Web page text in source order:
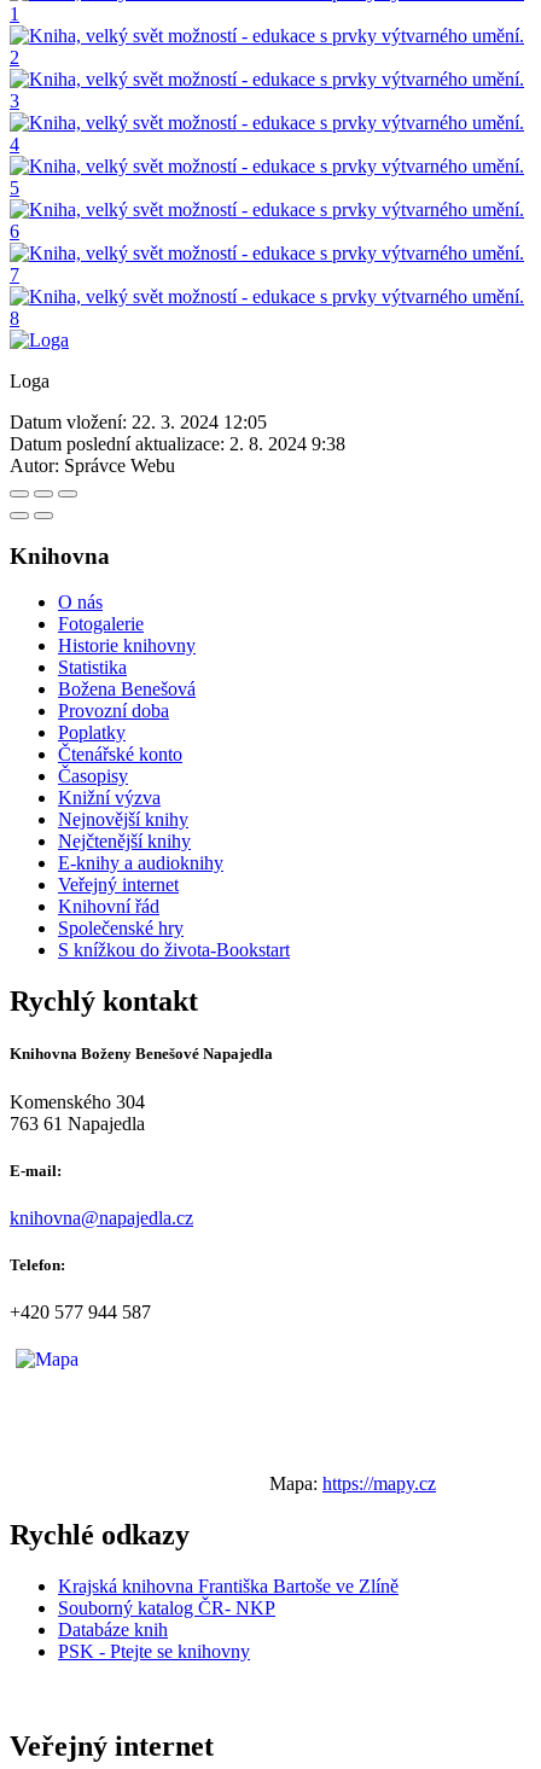
Loga
Datum vložení: 22. 3. 2024 12:05
Datum poslední aktualizace: 2. 8. 2024 9:38
Autor: Správce Webu
Knihovna
O nás
Fotogalerie
Historie knihovny
Statistika
Božena Benešová
Provozní doba
Poplatky
Čtenářské konto
Časopisy
Knižní výzva
Nejnovější knihy
Nejčtenější knihy
E-knihy a audioknihy
Veřejný internet
Knihovní řád
Společenské hry
S knížkou do života-Bookstart
Rychlý kontakt
Knihovna Boženy Benešové Napajedla
Komenského 304
763 61 Napajedla
E-mail:
knihovna@napajedla.cz
Telefon:
+420 577 944 587
Mapa: https://mapy.cz
Rychlé odkazy
Krajská knihovna Františka Bartoše ve Zlíně
Souborný katalog ČR- NKP
Databáze knih
PSK - Ptejte se knihovny
Veřejný internet